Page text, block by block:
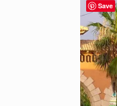
Save